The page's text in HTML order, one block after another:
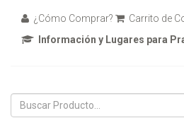
¿Cómo Comprar?
Carrito de
Información y Lugares para